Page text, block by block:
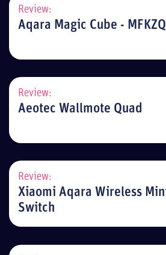
Review:
Aqara Magic Cube -
Review:
Aeotec Wallmote Quad
Review:
Xiaomi Aqara Wireless
Switch